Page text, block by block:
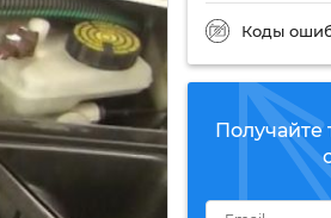
Коды
Получайте